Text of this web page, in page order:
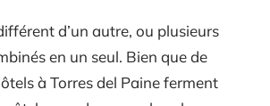
d’un autre, ou plusieurs
en un seul. Bien que de
à Torres del Paine ferment